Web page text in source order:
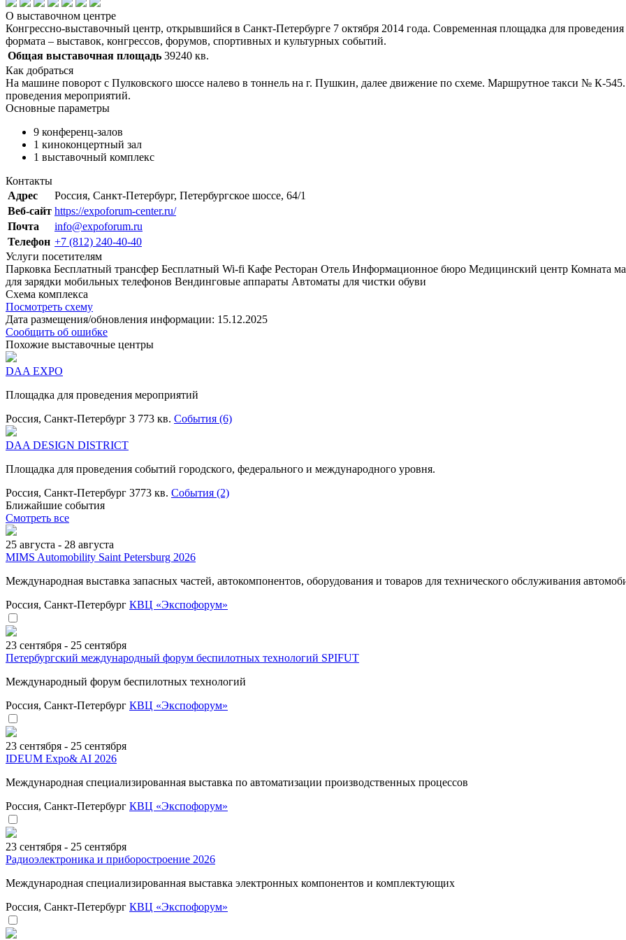
О выставочном центре
Конгрессно-выставочный центр, открывшийся в Санкт-Петербурге 7 октября 2014 года. Современная площадка для
формата – выставок, конгрессов, форумов, спортивных и культурных событий.
Общая выставочная площадь 39240 кв.
Как добраться
На машине поворот с Пулковского шоссе налево в тоннель на г. Пушкин, далее движение по схеме. Маршрутное такси № К-
проведения мероприятий.
Основные параметры
9 конференц-залов
1 киноконцертный зал
1 выставочный комплекс
Контакты
Адрес
Россия, Санкт-Петербург, Петербургское шоссе, 64/1
Веб-сайт https://expoforum-center.ru/
Почта
info@expoforum.ru
Телефон +7 (812) 240-40-40
Услуги посетителям
Парковка Бесплатный трансфер Бесплатный Wi-fi Кафе Ресторан Отель Информационное бюро Медицинский центр Комната
для зарядки мобильных телефонов Вендинговые аппараты Автоматы для чистки обуви
Схема комплекса
Посмотреть схему
Дата размещения/обновления информации: 15.12.2025
Сообщить об ошибке
Похожие выставочные центры
DAA EXPO
Площадка для проведения мероприятий
Россия, Санкт-Петербург 3 773 кв. События (6)
DAA DESIGN DISTRICT
Площадка для проведения событий городского, федерального и международного уровня.
Россия, Санкт-Петербург 3773 кв. События (2)
Ближайшие события
Смотреть все
25 августа - 28 августа
MIMS Automobility Saint Petersburg 2026
Международная выставка запасных частей, автокомпонентов, оборудования и товаров для технического обслуживания
Россия, Санкт-Петербург КВЦ «Экспофорум»
23 сентября - 25 сентября
Петербургский международный форум беспилотных технологий SPIFUT
Международный форум беспилотных технологий
Россия, Санкт-Петербург КВЦ «Экспофорум»
23 сентября - 25 сентября
IDEUM Expo& AI 2026
Международная специализированная выставка по автоматизации производственных процессов
Россия, Санкт-Петербург КВЦ «Экспофорум»
23 сентября - 25 сентября
Радиоэлектроника и приборостроение 2026
Международная специализированная выставка электронных компонентов и комплектующих
Россия, Санкт-Петербург КВЦ «Экспофорум»